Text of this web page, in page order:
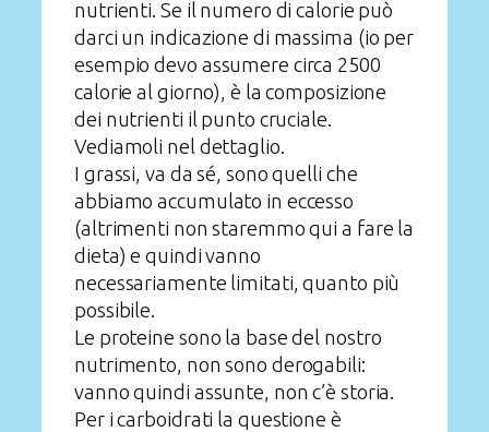
nutrienti. Se il numero di calorie può
darci un indicazione di massima (io per
esempio devo assumere circa 2500
calorie al giorno), è la composizione
dei nutrienti il punto cruciale.
Vediamoli nel dettaglio.
I grassi, va da sé, sono quelli che
abbiamo accumulato in eccesso
(altrimenti non staremmo qui a fare la
dieta) e quindi vanno
necessariamente limitati, quanto più
possibile.
Le proteine sono la base del nostro
nutrimento, non sono derogabili:
vanno quindi assunte, non c’è storia.
Per i carboidrati la questione è